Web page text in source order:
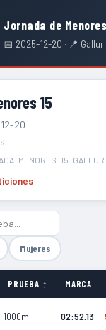
de
📅 2025-12-20 · 📍 Gallur
15
20
Mujeres
PRUEBA ↕ MARCA
1000m 02:52.13